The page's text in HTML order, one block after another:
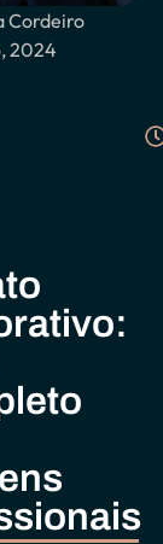
Cordeiro
2024